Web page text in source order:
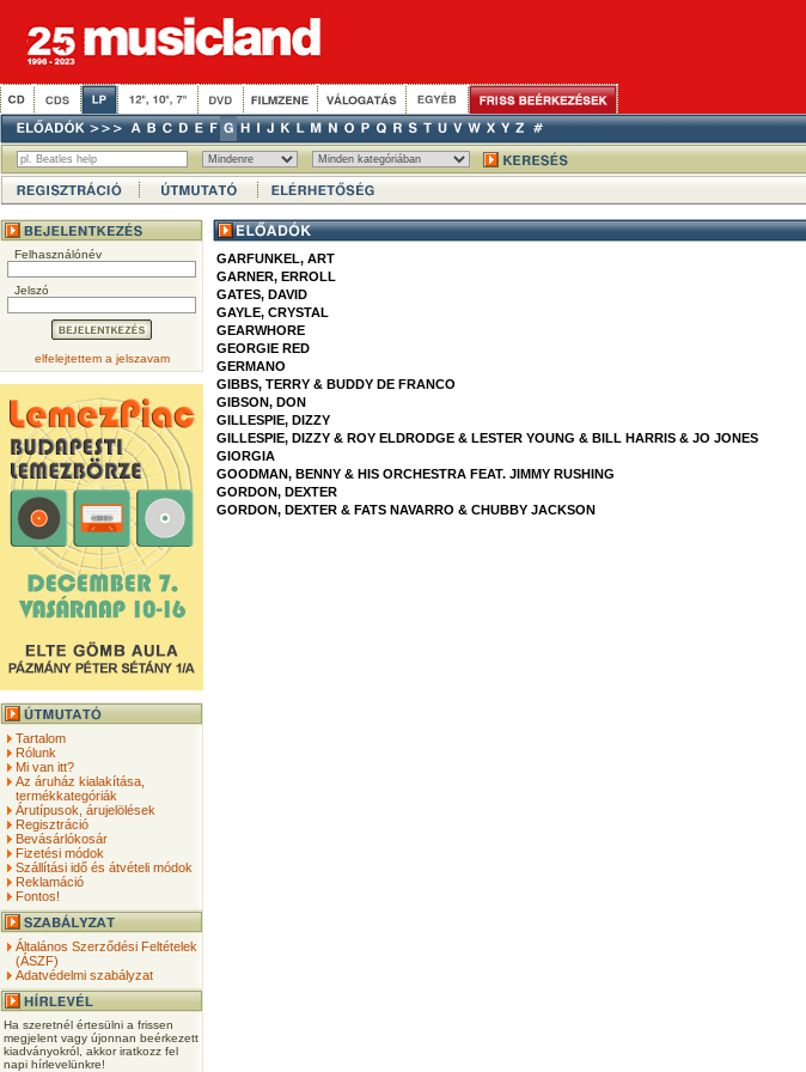
Felhasználónév
Jelszó
elfelejtettem a jelszavam
Tartalom
Rólunk
Mi van itt?
Az áruház kialakítása,
termékkategóriák
Árutípusok, árujelölések
Regisztráció
Bevásárlókosár
Fizetési módok
Szállítási idő és átvételi módok
Reklamáció
Fontos!
Általános Szerződési Feltételek
(ÁSZF)
Adatvédelmi szabályzat
Ha szeretnél értesülni a frissen
megjelent vagy újonnan beérkezett
kiadványokról, akkor iratkozz fel
napi hírlevelünkre!
GARFUNKEL, ART
GARNER, ERROLL
GATES, DAVID
GAYLE, CRYSTAL
GEARWHORE
GEORGIE RED
GERMANO
GIBBS, TERRY & BUDDY DE FRANCO
GIBSON, DON
GILLESPIE, DIZZY
GILLESPIE, DIZZY & ROY ELDRODGE & LESTER YOUNG & BILL HARRIS & JO JONES
GIORGIA
GOODMAN, BENNY & HIS ORCHESTRA FEAT. JIMMY RUSHING
GORDON, DEXTER
GORDON, DEXTER & FATS NAVARRO & CHUBBY JACKSON